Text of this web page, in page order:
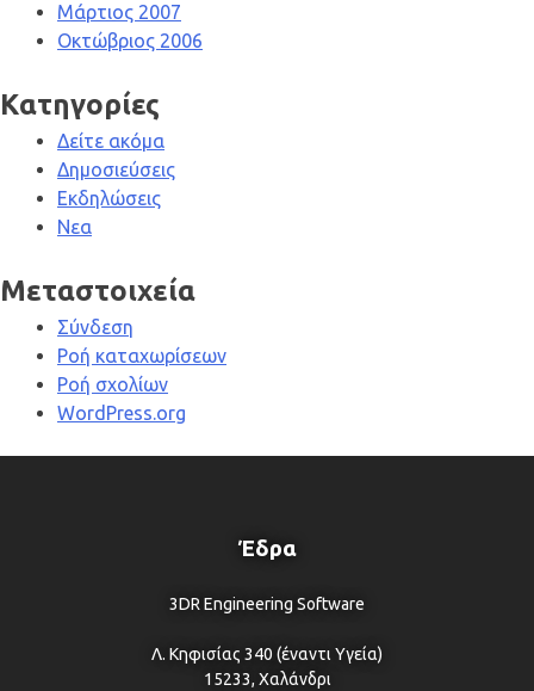
Μάρτιος 2007
Οκτώβριος 2006
Kατηγορίες
Δείτε ακόμα
Δημοσιεύσεις
Εκδηλώσεις
Νεα
Μεταστοιχεία
Σύνδεση
Ροή καταχωρίσεων
Ροή σχολίων
WordPress.org
Έδρα
3DR Engineering Software
Λ. Κηφισίας 340 (έναντι Υγεία)
15233, Χαλάνδρι